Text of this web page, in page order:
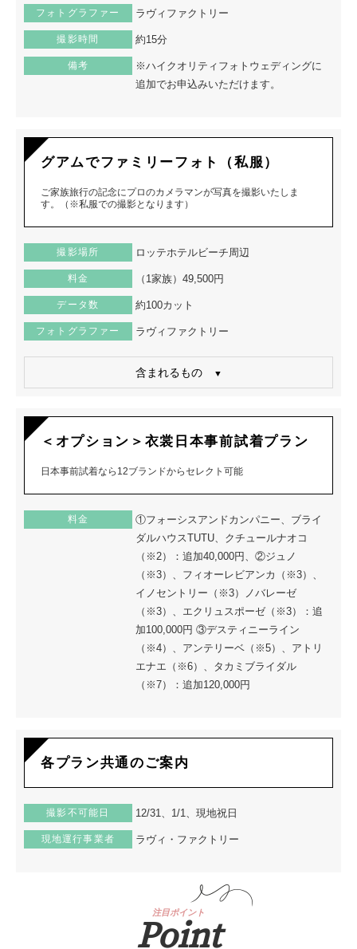
フォトグラファー ラヴィファクトリー
撮影時間 約15分
備考
※ハイクオリティフォトウェディングに
追加でお申込みいただけます。
グアムでファミリーフォト（私服）
ご家族旅行の記念にプロのカメラマンが写真を撮影いたしま
す。（※私服での撮影となります）
撮影場所 ロッテホテルビーチ周辺
料金 （1家族）49,500円
データ数 約100カット
フォトグラファー ラヴィファクトリー
含まれるもの
＜オプション＞衣裳日本事前試着プラン
日本事前試着なら12ブランドからセレクト可能
料金
①フォーシスアンドカンパニー、ブライ
ダルハウスTUTU、クチュールナオコ
（※2）：追加40,000円、②ジュノ
（※3）、フィオーレビアンカ（※3）、
イノセントリー（※3）ノバレーゼ
（※3）、エクリュスポーゼ（※3）：追
加100,000円 ③デスティニーライン
（※4）、アンテリーベ（※5）、アトリ
エナエ（※6）、タカミブライダル
（※7）：追加120,000円
各プラン共通のご案内
撮影不可能日 12/31、1/1、現地祝日
現地運行事業者 ラヴィ・ファクトリー
注目ポイント
Point